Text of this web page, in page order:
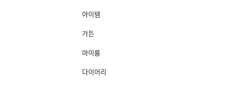
아이템
가든
마이룸
다이어리